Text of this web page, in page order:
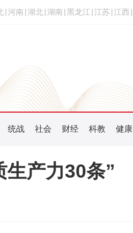
河南 湖北 湖南 黑龙江 江苏 江西
统战 社会 财经 科教 健康
生产力30条”